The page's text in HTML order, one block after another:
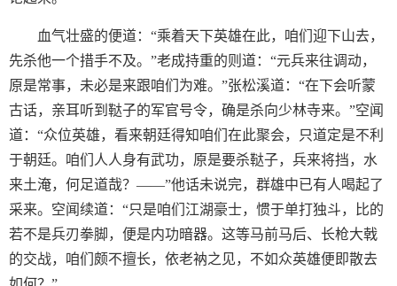
血气壮盛的便道：“乘着天下英雄在此，咱们迎下山去，
先杀他一个措手不及。”老成持重的则道：“元兵来往调动，
原是常事，未必是来跟咱们为难。”张松溪道：“在下会听蒙
古话，亲耳听到鞑子的军官号令，确是杀向少林寺来。”空闻
道：“众位英雄，看来朝廷得知咱们在此聚会，只道定是不利
于朝廷。咱们人人身有武功，原是要杀鞑子，兵来将挡，水
来土淹，何足道哉？——”他话未说完，群雄中已有人喝起了
采来。空闻续道：“只是咱们江湖豪士，惯于单打独斗，比的
若不是兵刃拳脚，便是内功暗器。这等马前马后、长枪大戟
的交战，咱们颇不擅长，依老衲之见，不如众英雄便即散去